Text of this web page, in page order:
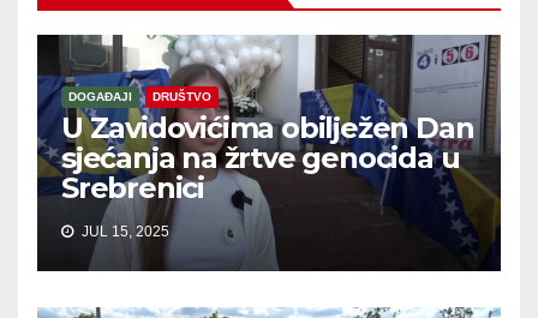
DOGAĐAJI DRUŠTVO
U Zavidovićima obilježen Dan
sjećanja na žrtve genocida u
Srebrenici
JUL 15, 2025